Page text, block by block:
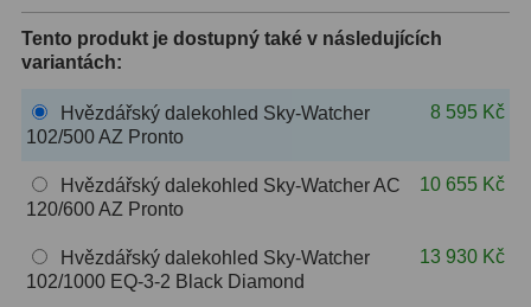
CLS a UHC 18
OIII9
Hβ6
Planetární2
Tento produkt je dostupný také v následujících
variantách:
Hvězdářský dalekohled Sky-Watcher
102/500 AZ Pronto
8 595 Kč
Hvězdářský dalekohled Sky-Watcher AC
120/600 AZ Pronto
10 655 Kč
Hvězdářský dalekohled Sky-Watcher
102/1000 EQ-3-2 Black Diamond
13 930 Kč